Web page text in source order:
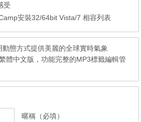
受
安裝32/64bit Vista/7 相容列表
動態方式提供美麗的全球實時氣象
體中文版，功能完整的MP3標籤編輯管
暱稱（必填）